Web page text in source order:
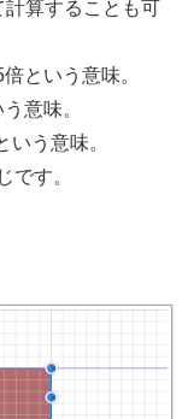
算することも可
倍という意味。
意味。
いう意味。
です。